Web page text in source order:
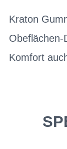
Kraton
Obeflächen-
Komfort